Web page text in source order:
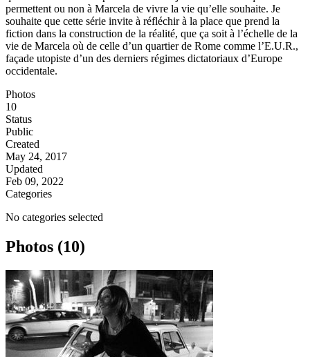
permettent ou non à Marcela de vivre la vie qu’elle souhaite. Je
souhaite que cette série invite à réfléchir à la place que prend la
fiction dans la construction de la réalité, que ça soit à l’échelle de la
vie de Marcela où de celle d’un quartier de Rome comme l’E.U.R.,
façade utopiste d’un des derniers régimes dictatoriaux d’Europe
occidentale.
Photos
10
Status
Public
Created
May 24, 2017
Updated
Feb 09, 2022
Categories
No categories selected
Photos (10)